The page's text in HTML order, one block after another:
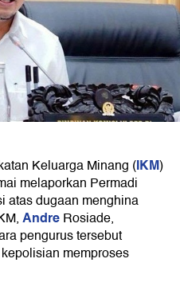
Keluarga Minang (IKM)
melaporkan Permadi
atas dugaan menghina
AndreRosiade,
pengurus tersebut
memproses